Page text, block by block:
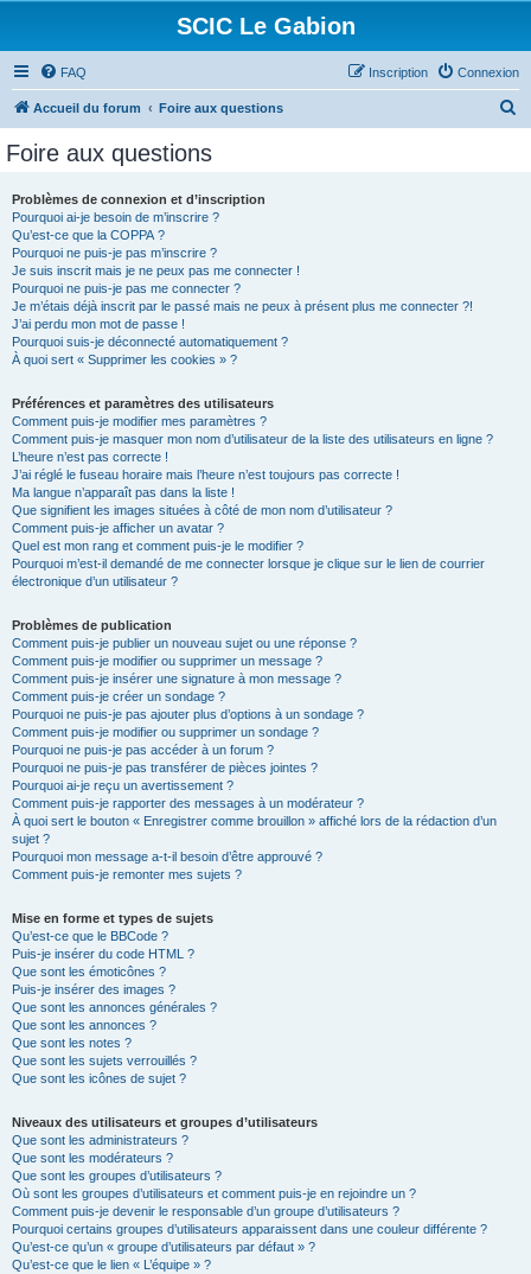
SCIC Le Gabion
FAQ Connexion
Inscription
Accueil du forum Foire aux questions
Foire aux questions
Problèmes de connexion et d’inscription
Pourquoi ai-je besoin de m’inscrire ?
Qu’est-ce que la COPPA ?
Pourquoi ne puis-je pas m’inscrire ?
Je suis inscrit mais je ne peux pas me connecter !
Pourquoi ne puis-je pas me connecter ?
Je m’étais déjà inscrit par le passé mais ne peux à présent plus me connecter ?!
J’ai perdu mon mot de passe !
Pourquoi suis-je déconnecté automatiquement ?
À quoi sert « Supprimer les cookies » ?
Préférences et paramètres des utilisateurs
Comment puis-je modifier mes paramètres ?
Comment puis-je masquer mon nom d’utilisateur de la liste des utilisateurs en ligne ?
L’heure n’est pas correcte !
J’ai réglé le fuseau horaire mais l’heure n’est toujours pas correcte !
Ma langue n’apparaît pas dans la liste !
Que signifient les images situées à côté de mon nom d’utilisateur ?
Comment puis-je afficher un avatar ?
Quel est mon rang et comment puis-je le modifier ?
Pourquoi m’est-il demandé de me connecter lorsque je clique sur le lien de courrier
électronique d’un utilisateur ?
Problèmes de publication
Comment puis-je publier un nouveau sujet ou une réponse ?
Comment puis-je modifier ou supprimer un message ?
Comment puis-je insérer une signature à mon message ?
Comment puis-je créer un sondage ?
Pourquoi ne puis-je pas ajouter plus d’options à un sondage ?
Comment puis-je modifier ou supprimer un sondage ?
Pourquoi ne puis-je pas accéder à un forum ?
Pourquoi ne puis-je pas transférer de pièces jointes ?
Pourquoi ai-je reçu un avertissement ?
Comment puis-je rapporter des messages à un modérateur ?
À quoi sert le bouton « Enregistrer comme brouillon » affiché lors de la rédaction d’un
sujet ?
Pourquoi mon message a-t-il besoin d’être approuvé ?
Comment puis-je remonter mes sujets ?
Mise en forme et types de sujets
Qu’est-ce que le BBCode ?
Puis-je insérer du code HTML ?
Que sont les émoticônes ?
Puis-je insérer des images ?
Que sont les annonces générales ?
Que sont les annonces ?
Que sont les notes ?
Que sont les sujets verrouillés ?
Que sont les icônes de sujet ?
Niveaux des utilisateurs et groupes d’utilisateurs
Que sont les administrateurs ?
Que sont les modérateurs ?
Que sont les groupes d’utilisateurs ?
Où sont les groupes d’utilisateurs et comment puis-je en rejoindre un ?
Comment puis-je devenir le responsable d’un groupe d’utilisateurs ?
Pourquoi certains groupes d’utilisateurs apparaissent dans une couleur différente ?
Qu’est-ce qu’un « groupe d’utilisateurs par défaut » ?
Qu’est-ce que le lien « L’équipe » ?